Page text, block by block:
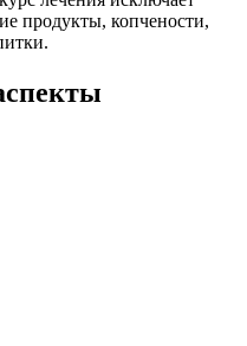
продукты, копчености,